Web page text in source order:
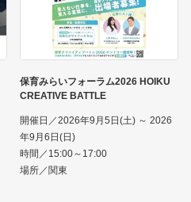
保育みらいフォーラム2026 HOIKU
CREATIVE BATTLE
開催日／2026年9月5日(土) ～ 2026
年9月6日(日)
時間／15:00～17:00
場所／関東